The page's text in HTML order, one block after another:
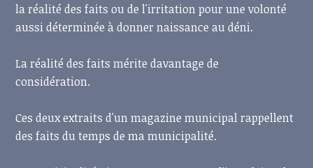
la réalité des faits ou de l'irritation pour une volonté
aussi déterminée à donner naissance au déni.
La réalité des faits mérite davantage de
considération.
Ces deux extraits d'un magazine municipal rappellent
des faits du temps de ma municipalité.